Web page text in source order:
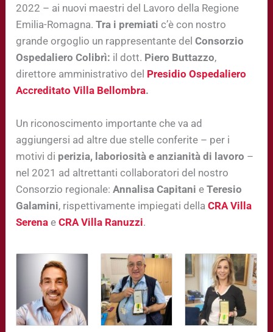
2022 – ai nuovi maestri del Lavoro della Regione
Emilia-Romagna.Tra i premiatic’è con nostro
grande orgoglio un rappresentante delConsorzio
Ospedaliero Colibrì: il dott. Piero Buttazzo,
direttore amministrativo del Presidio Ospedaliero
Accreditato Villa Bellombra.
Un riconoscimento importante che va ad
aggiungersi ad altre due stelle conferite – per i
motivi di perizia, laboriosità e anzianità di lavoro –
nel 2021 ad altrettanti collaboratori del nostro
Consorzio regionale:Annalisa Capitani eTeresio
Galamini, rispettivamente impiegati dellaCRA Villa
Serena eCRA Villa Ranuzzi.